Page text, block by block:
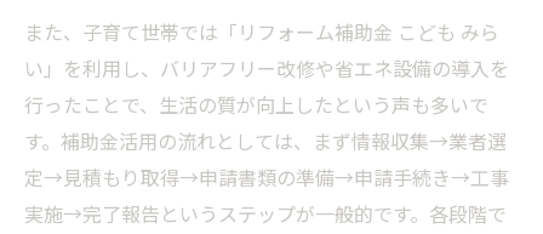
また、子育て世帯では「リフォーム補助金 こども みら
い」を利用し、バリアフリー改修や省エネ設備の導入を
行ったことで、生活の質が向上したという声も多いで
す。補助金活用の流れとしては、まず情報収集→業者選
定→見積もり取得→申請書類の準備→申請手続き→工事
実施→完了報告というステップが一般的です。各段階で